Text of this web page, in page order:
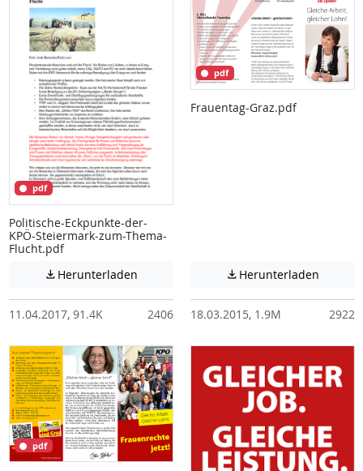
pdf
Politische-Eckpunkte-der-
KPÖ-Steiermark-zum-Thema-
Flucht.pdf
 Herunterladen Achtung: Diese Datei enthält unter
11.04.2017, 91.4K 2406
pdf
Frauentag-Graz.pdf
 Herunterladen
18.03.2015, 1.9M 2922
pdf